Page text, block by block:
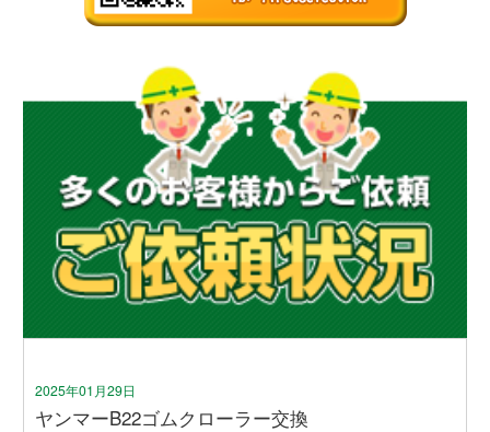
2025年01月29日
ヤンマーB22ゴムクローラー交換